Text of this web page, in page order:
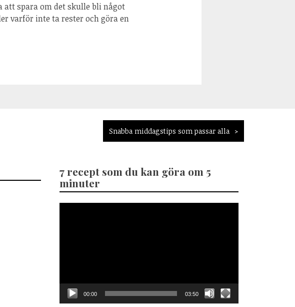
att spara om det skulle bli något
varför inte ta rester och göra en
Snabba middagstips som passar alla
7 recept som du kan göra om 5
minuter
00:00 03:50